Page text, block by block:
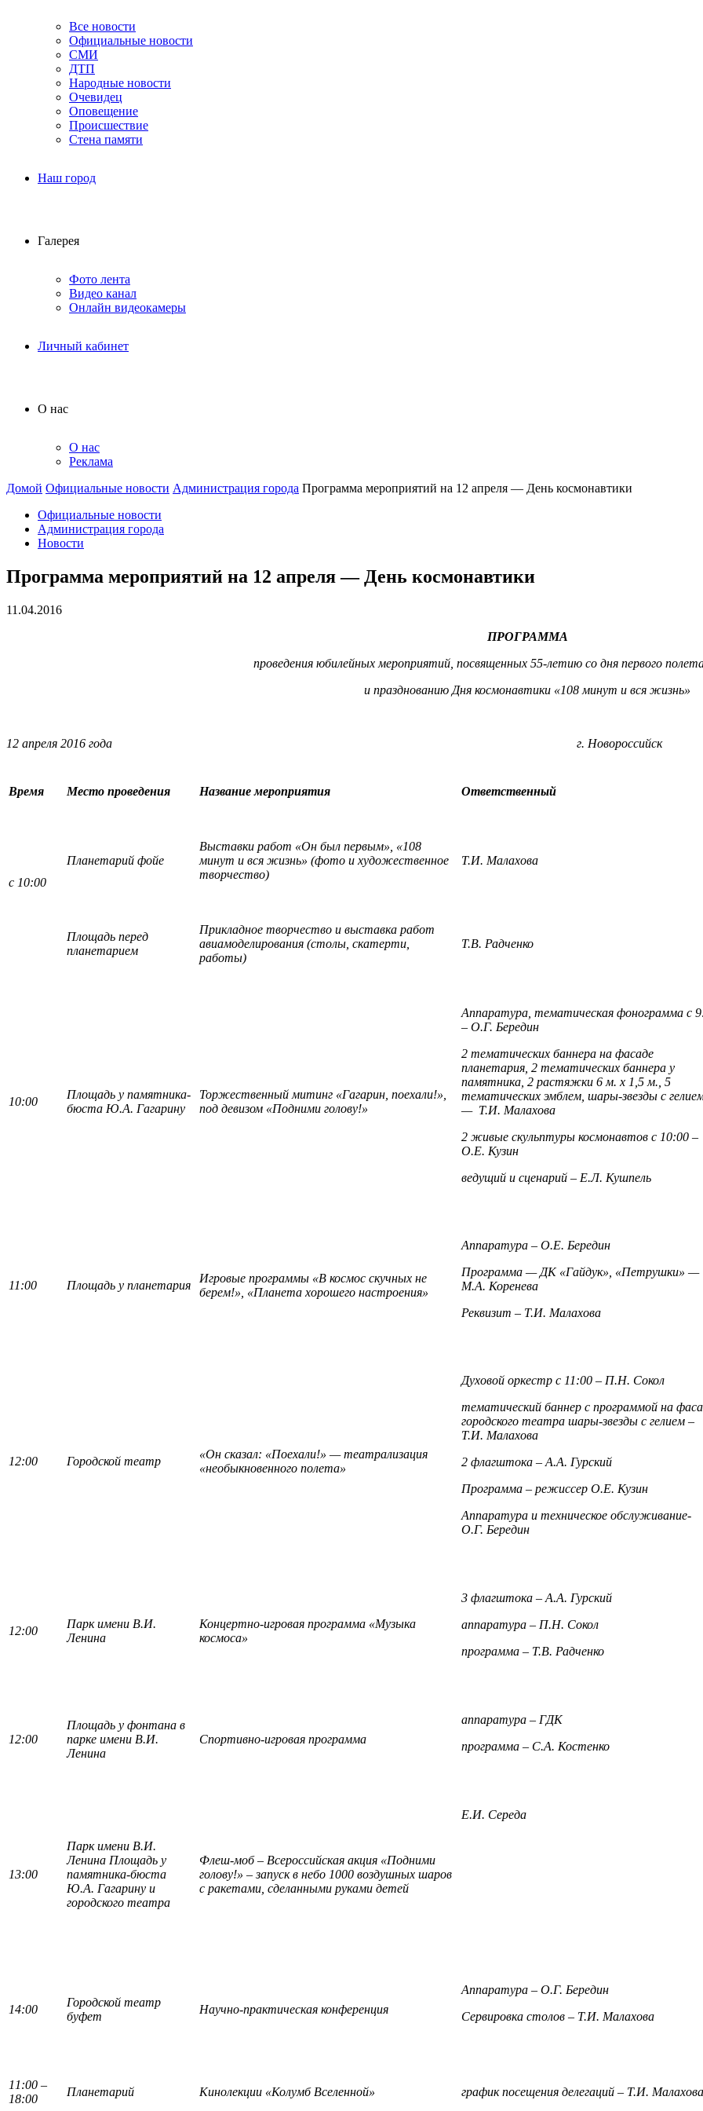
Все новости
Официальные новости
СМИ
ДТП
Народные новости
Очевидец
Оповещение
Происшествие
Стена памяти
Наш город
Галерея
Фото лента
Видео канал
Онлайн видеокамеры
Личный кабинет
О нас
О нас
Реклама
Домой Официальные новости Администрация города Программа мероприятий на 12 апреля — День космонавтики
Официальные новости
Администрация города
Новости
Программа мероприятий на 12 апреля — День космонавтики
11.04.2016
ПРОГРАММА
проведения юбилейных мероприятий, посвященных 55-летию со дня первого полета
и празднованию Дня космонавтики «108 минут и вся жизнь»
12 апреля 2016 года г. Новороссийск
Время Место проведения Название мероприятия Ответственный
с 10:00
Планетарий фойе
Выставки работ «Он был первым», «108
минут и вся жизнь» (фото и художественное
творчество)
Т.И. Малахова
Площадь перед
планетарием
Прикладное творчество и выставка работ
авиамоделирования (столы, скатерти,
работы)
Т.В. Радченко
10:00
Площадь у памятника-
бюста Ю.А. Гагарину
Торжественный митинг «Гагарин, поехали!»,
под девизом «Подними голову!»
Аппаратура, тематическая фонограмма с
– О.Г. Бередин
2 тематических баннера на фасаде
планетария, 2 тематических баннера у
памятника, 2 растяжки 6 м. х 1,5 м., 5
тематических эмблем, шары-звезды с
— Т.И. Малахова
2 живые скульптуры космонавтов с 10:00 –
О.Е. Кузин
ведущий и сценарий – Е.Л. Кушпель
11:00 Площадь у планетария
Игровые программы «В космос скучных не
берем!», «Планета хорошего настроения»
Аппаратура – О.Е. Бередин
Программа — ДК «Гайдук», «Петрушки» —
М.А. Коренева
Реквизит – Т.И. Малахова
12:00 Городской театр
«Он сказал: «Поехали!» — театрализация
«необыкновенного полета»
Духовой оркестр с 11:00 – П.Н. Сокол
тематический баннер с программой на
городского театра шары-звезды с гелием –
Т.И. Малахова
2 флагштока – А.А. Гурский
Программа – режиссер О.Е. Кузин
Аппаратура и техническое обслуживание-
О.Г. Бередин
12:00
Парк имени В.И.
Ленина
Концертно-игровая программа «Музыка
космоса»
3 флагштока – А.А. Гурский
аппаратура – П.Н. Сокол
программа – Т.В. Радченко
12:00
Площадь у фонтана в
парке имени В.И.
Ленина
Спортивно-игровая программа
аппаратура – ГДК
программа – С.А. Костенко
13:00
Парк имени В.И.
Ленина Площадь у
памятника-бюста
Ю.А. Гагарину и
городского театра
Флеш-моб – Всероссийская акция «Подними
голову!» – запуск в небо 1000 воздушных шаров
с ракетами, сделанными руками детей
Е.И. Середа
14:00
Городской театр
буфет
Научно-практическая конференция
Аппаратура – О.Г. Бередин
Сервировка столов – Т.И. Малахова
11:00 –
18:00
Планетарий Кинолекции «Колумб Вселенной» график посещения делегаций – Т.И. Малахова